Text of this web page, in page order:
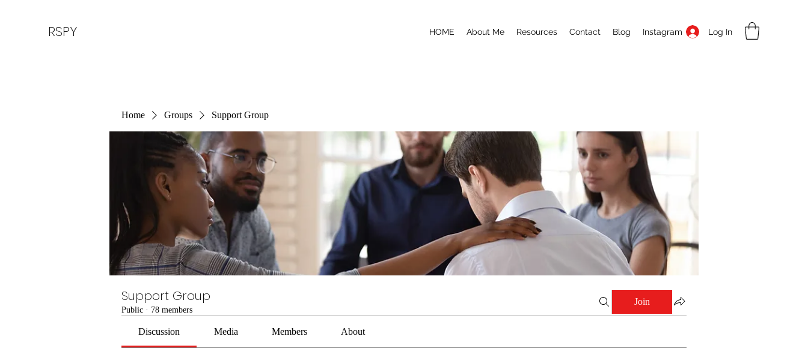
RSPY HOME About Me Resources Contact Blog Instagram Log In
Home Groups Support Group
Support Group
Public · 78 members
Join
Discussion Media Members About